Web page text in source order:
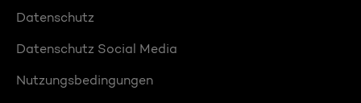
Datenschutz
Datenschutz Social Media
Nutzungsbedingungen